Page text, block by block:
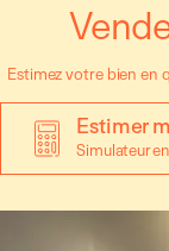
Estimez votre bien en
Estimer
Simulateur